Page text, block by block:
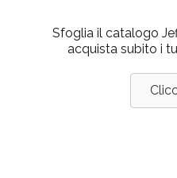
Sfoglia il catalogo
acquista subito i